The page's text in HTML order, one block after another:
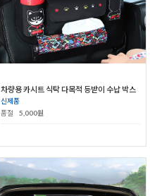
차량용 카시트 식탁 다목적 등받이 수납 박스
신제품
품절
5,000원